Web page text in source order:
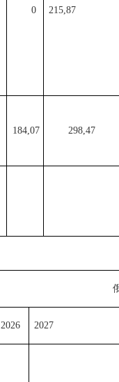
0 215,87
184,07 298,47
2026 2027